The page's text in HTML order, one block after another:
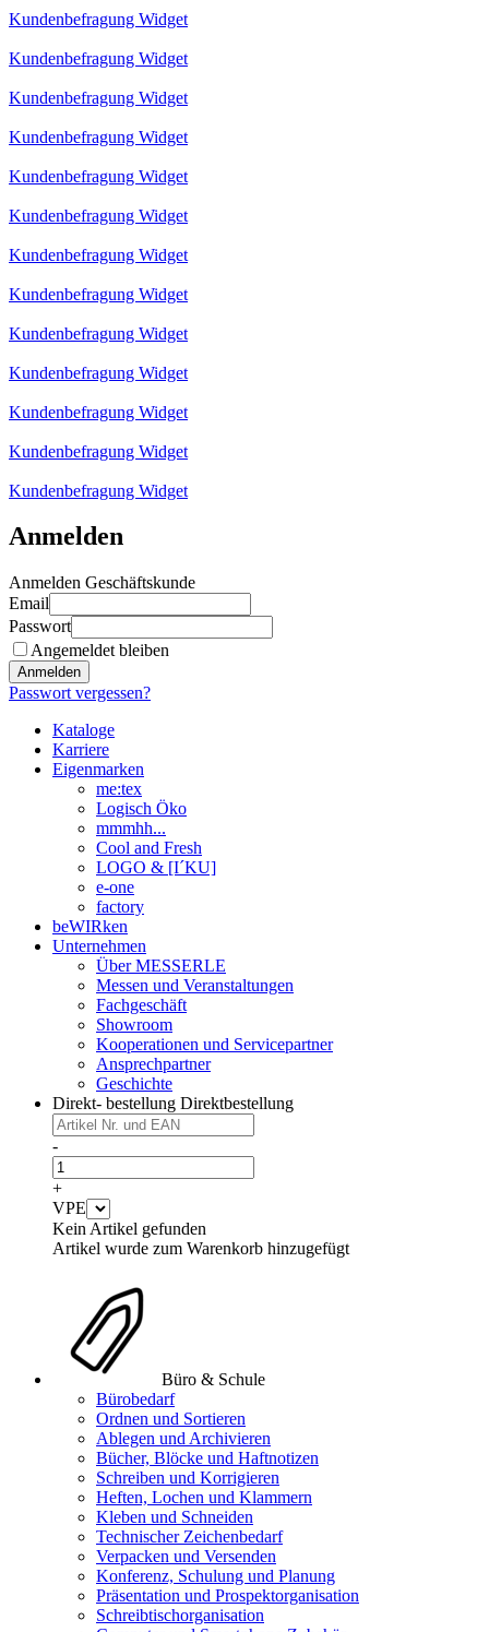
Kundenbefragung Widget
Kundenbefragung Widget
Kundenbefragung Widget
Kundenbefragung Widget
Kundenbefragung Widget
Kundenbefragung Widget
Kundenbefragung Widget
Kundenbefragung Widget
Kundenbefragung Widget
Kundenbefragung Widget
Kundenbefragung Widget
Kundenbefragung Widget
Kundenbefragung Widget
Anmelden
Anmelden Geschäftskunde
Email
Passwort
Angemeldet bleiben
Anmelden
Passwort vergessen?
Kataloge
Karriere
Eigenmarken
me:tex
Logisch Öko
mmmhh...
Cool and Fresh
LOGO & [I´KU]
e-one
factory
beWIRken
Unternehmen
Über MESSERLE
Messen und Veranstaltungen
Fachgeschäft
Showroom
Kooperationen und Servicepartner
Ansprechpartner
Geschichte
Direkt- bestellung Direktbestellung
-
+
VPE
Kein Artikel gefunden
Artikel wurde zum Warenkorb hinzugefügt
Büro & Schule
Bürobedarf
Ordnen und Sortieren
Ablegen und Archivieren
Bücher, Blöcke und Haftnotizen
Schreiben und Korrigieren
Heften, Lochen und Klammern
Kleben und Schneiden
Technischer Zeichenbedarf
Verpacken und Versenden
Konferenz, Schulung und Planung
Präsentation und Prospektorganisation
Schreibtischorganisation